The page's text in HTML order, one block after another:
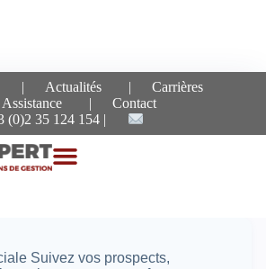
Actualités
Carrières
Assistance
Contact
(0)2 35 124 154pour le mot-
: besoins
Suivez vos prospects,